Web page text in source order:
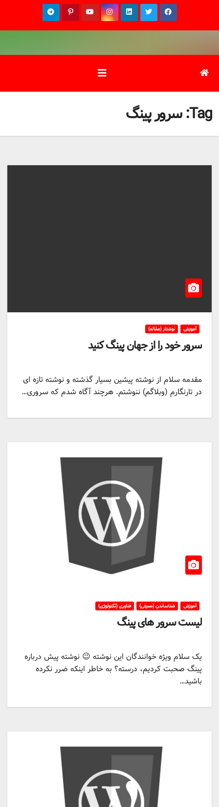
Tag: سرور پینگ
آموزش نوشتار (مقاله)
سرور خود را از جهان پینگ کنید
مقدمه سلام از نوشته پیشین بسیار گذشته و نوشته تازه ای
در تارنگارم (وبلاگم) ننوشتم. هرچند آگاه شدم که سروری…
آموزش شناساندن (معرفی) فناوری (تکنولوژی)
لیست سرور های پینگ
یک سلام ویژه خوانندگان این نوشته 😉 نوشته پیش درباره
پینگ صحبت کردیم، درسته؟ به خاطر اینکه ضرر نکرده
باشید…